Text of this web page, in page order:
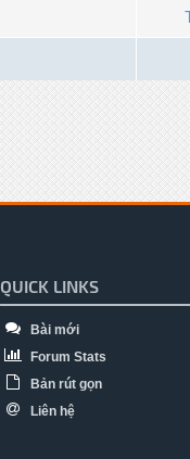
QUICK LINKS
Bài mới
Forum Stats
Bản rút gọn
Liên hệ